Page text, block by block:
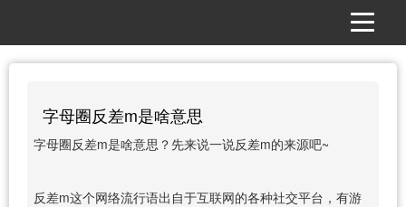
字母圈反差m是啥意思
字母圈反差m是啥意思？先来说一说反差m的来源吧~
反差m这个网络流行语出自于互联网的各种社交平台，有游